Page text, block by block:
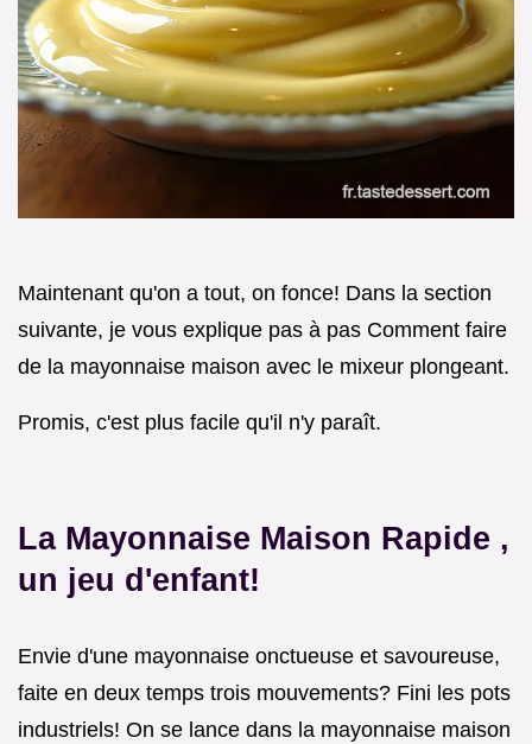
Maintenant qu'on a tout, on fonce! Dans la section
suivante, je vous explique pas à pas Comment faire
de la mayonnaise maison avec le mixeur plongeant.
Promis, c'est plus facile qu'il n'y paraît.
La Mayonnaise Maison Rapide ,
un jeu d'enfant!
Envie d'une mayonnaise onctueuse et savoureuse,
faite en deux temps trois mouvements? Fini les pots
industriels! On se lance dans la mayonnaise maison